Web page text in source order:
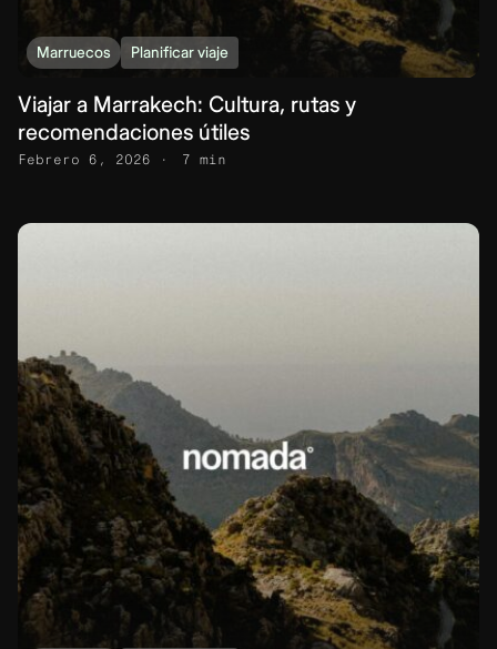
Marruecos Planificar viaje
Viajar a Marrakech: Cultura, rutas y
recomendaciones útiles
Febrero 6, 2026 7 min